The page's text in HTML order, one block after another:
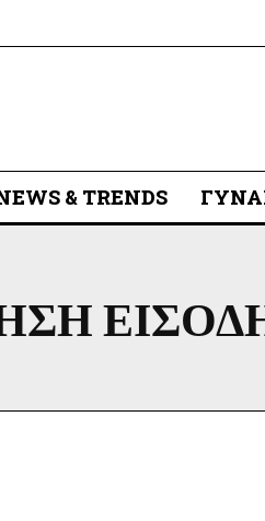
& TRENDS